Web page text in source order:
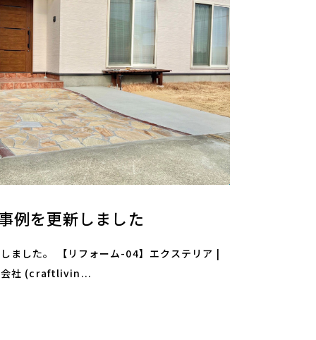
例を更新しました
ました。 【リフォーム-04】エクステリア |
会社 (craftlivin...